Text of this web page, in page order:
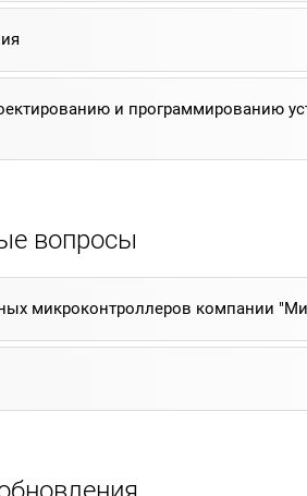
и программированию
вопросы
микроконтроллеров компании